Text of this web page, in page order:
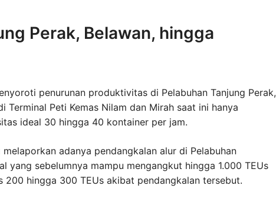
Perak, Belawan, hingga
penurunan produktivitas di Pelabuhan Tanjung Perak,
Peti Kemas Nilam dan Mirah saat ini hanya
ideal 30 hingga 40 kontainer per jam.
adanya pendangkalan alur di Pelabuhan
yang sebelumnya mampu mengangkut hingga 1.000 TEUs
hingga 300 TEUs akibat pendangkalan tersebut.